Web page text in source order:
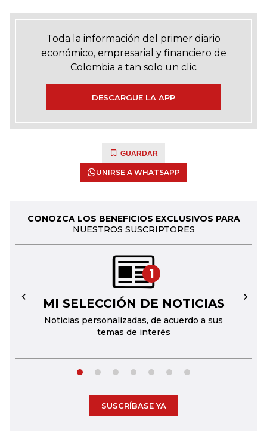
Toda la información del primer diario
económico, empresarial y financiero de
Colombia a tan solo un clic
DESCARGUE LA APP
GUARDAR
UNIRSE A WHATSAPP
CONOZCA LOS BENEFICIOS EXCLUSIVOS PARA
NUESTROS SUSCRIPTORES
1
MI SELECCIÓN DE NOTICIAS
Noticias personalizadas, de acuerdo a sus
temas de interés
← →
SUSCRÍBASE YA